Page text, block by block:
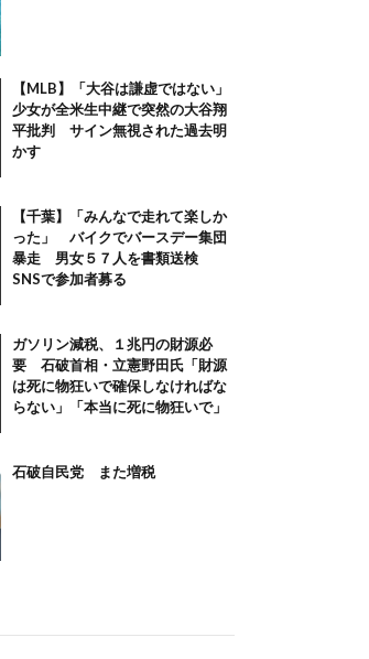
【MLB】「大谷は謙虚ではない」
少女が全米生中継で突然の大谷翔
平批判 サイン無視された過去明
かす
【千葉】「みんなで走れて楽しか
った」 バイクでバースデー集団
暴走 男女５７人を書類送検
SNSで参加者募る
ガソリン減税、１兆円の財源必
要 石破首相・立憲野田氏「財源
は死に物狂いで確保しなければな
らない」「本当に死に物狂いで」
石破自民党 また増税